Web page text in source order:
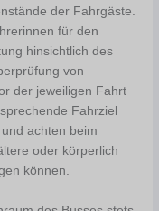
der Fahrgäste.
für den
hinsichtlich des
von
der jeweiligen Fahrt
Fahrziel
achten beim
oder körperlich
können.